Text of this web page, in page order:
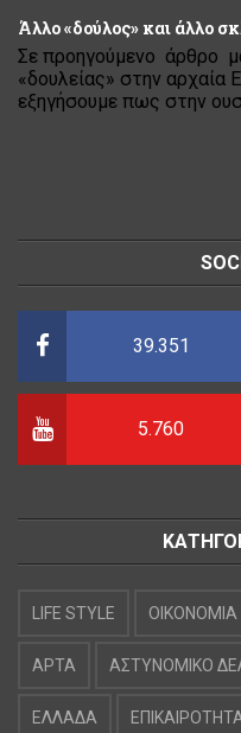
Άλλο «δούλος» και άλλο
Σε προηγούμενο άρθρο
«δουλείας» στην
εξηγήσουμε πως στην
39.351
5.760
LIFE STYLE OIKONOMIA
ΑΡΤΑ ΑΣΤΥΝΟΜΙΚΟ
ΕΛΛΑΔΑ